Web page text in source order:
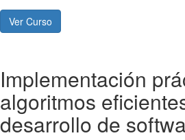
Ver Curso
Implementación
algoritmos
desarrollo de